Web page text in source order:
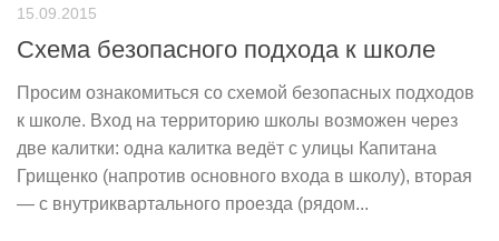
15.09.2015
Схема безопасного подхода к школе
Просим ознакомиться со схемой безопасных подходов
к школе. Вход на территорию школы возможен через
две калитки: одна калитка ведёт с улицы Капитана
Грищенко (напротив основного входа в школу), вторая
— с внутриквартального проезда (рядом...